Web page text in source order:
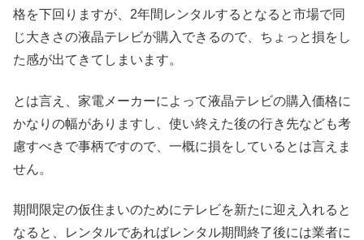
格を下回りますが、2年間レンタルするとなると市場で同
じ大きさの液晶テレビが購入できるので、ちょっと損をし
た感が出てきてしまいます。
とは言え、家電メーカーによって液晶テレビの購入価格に
かなりの幅がありますし、使い終えた後の行き先なども考
慮すべきで事柄ですので、一概に損をしているとは言えま
せん。
期間限定の仮住まいのためにテレビを新たに迎え入れると
なると、レンタルであればレンタル期間終了後には業者に